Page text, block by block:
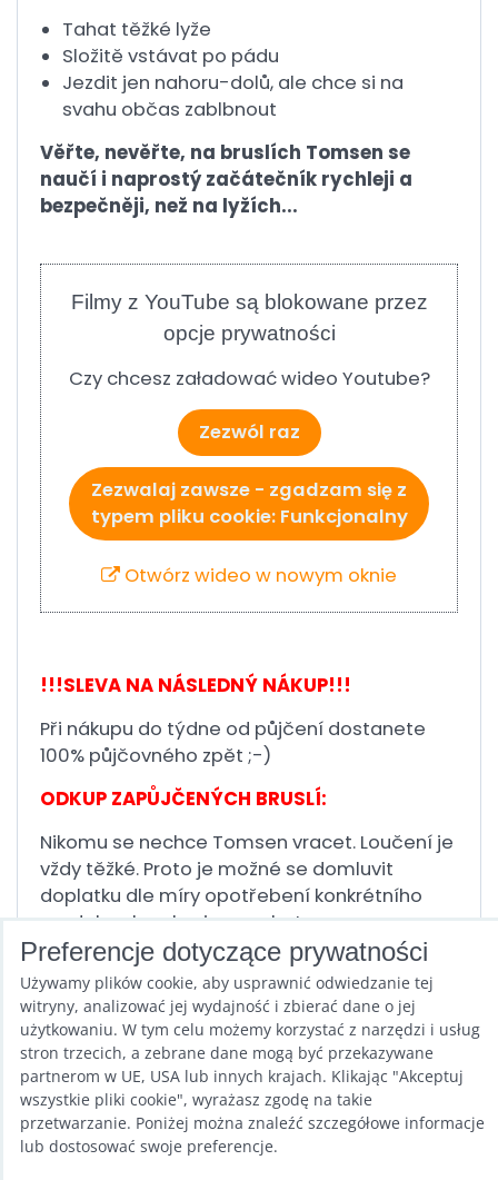
Tahat těžké lyže
Složitě vstávat po pádu
Jezdit jen nahoru-dolů, ale chce si na
svahu občas zablbnout
Věřte, nevěřte, na bruslích Tomsen se
naučí i naprostý začátečník rychleji a
bezpečněji, než na lyžích...
Filmy z YouTube są blokowane przez
opcje prywatności
Czy chcesz załadować wideo Youtube?
Zezwól raz
Zezwalaj zawsze - zgadzam się z
typem pliku cookie: Funkcjonalny
Otwórz wideo w nowym oknie
!!!SLEVA NA NÁSLEDNÝ NÁKUP!!!
Při nákupu do týdne od půjčení dostanete
100% půjčovného zpět ;-)
ODKUP ZAPŮJČENÝCH BRUSLÍ:
Nikomu se nechce Tomsen vracet. Loučení je
vždy těžké. Proto je možné se domluvit
doplatku dle míry opotřebení konkrétního
modelu a brusle si ponechat.
Voucher zasíláme emailem v elektronické
podobě.
Poprzedni produkt Następny produkt
Preferencje dotyczące prywatności
Używamy plików cookie, aby usprawnić odwiedzanie tej
witryny, analizować jej wydajność i zbierać dane o jej
użytkowaniu. W tym celu możemy korzystać z narzędzi i usług
stron trzecich, a zebrane dane mogą być przekazywane
partnerom w UE, USA lub innych krajach. Klikając "Akceptuj
wszystkie pliki cookie", wyrażasz zgodę na takie
przetwarzanie. Poniżej można znaleźć szczegółowe informacje
lub dostosować swoje preferencje.